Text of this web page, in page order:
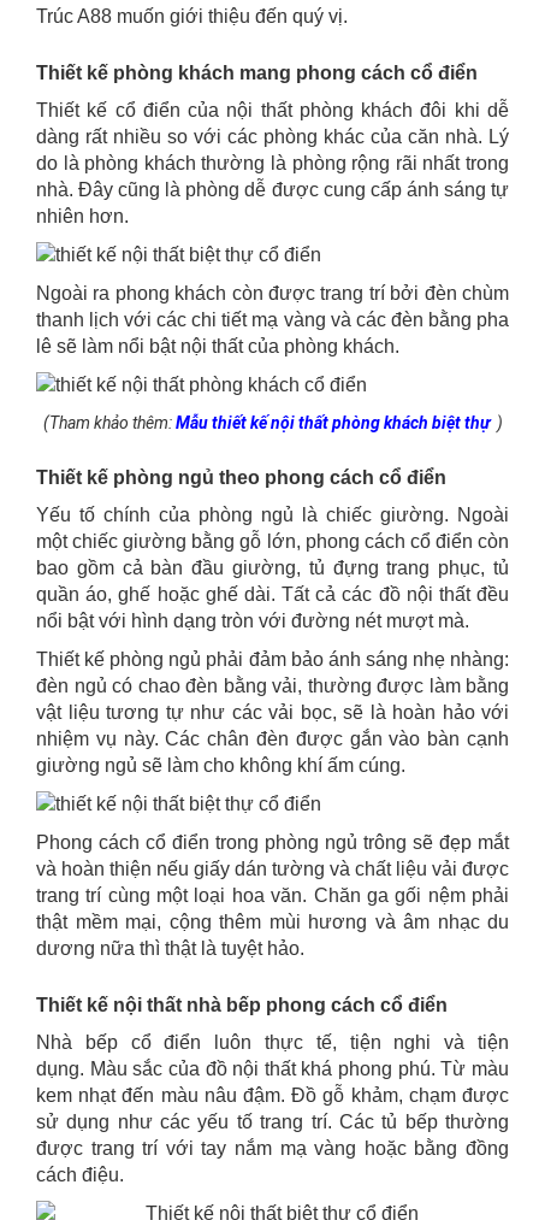
Trúc A88 muốn giới thiệu đến quý vị.
Thiết kế phòng khách mang phong cách cổ điển
Thiết kế cổ điển của nội thất phòng khách đôi khi dễ
dàng rất nhiều so với các phòng khác của căn nhà. Lý
do là phòng khách thường là phòng rộng rãi nhất trong
nhà. Đây cũng là phòng dễ được cung cấp ánh sáng tự
nhiên hơn.
Ngoài ra phong khách còn được trang trí bởi đèn chùm
thanh lịch với các chi tiết mạ vàng và các đèn bằng pha
lê sẽ làm nổi bật nội thất của phòng khách.
(Tham khảo thêm:Mẫu thiết kế nội thất phòng khách biệt thự )
Thiết kế phòng ngủ theo phong cách cổ điển
Yếu tố chính của phòng ngủ là chiếc giường. Ngoài
một chiếc giường bằng gỗ lớn, phong cách cổ điển còn
bao gồm cả bàn đầu giường, tủ đựng trang phục, tủ
quần áo, ghế hoặc ghế dài. Tất cả các đồ nội thất đều
nổi bật với hình dạng tròn với đường nét mượt mà.
Thiết kế phòng ngủ phải đảm bảo ánh sáng nhẹ nhàng:
đèn ngủ có chao đèn bằng vải, thường được làm bằng
vật liệu tương tự như các vải bọc, sẽ là hoàn hảo với
nhiệm vụ này. Các chân đèn được gắn vào bàn cạnh
giường ngủ sẽ làm cho không khí ấm cúng.
Phong cách cổ điển trong phòng ngủ trông sẽ đẹp mắt
và hoàn thiện nếu giấy dán tường và chất liệu vải được
trang trí cùng một loại hoa văn. Chăn ga gối nệm phải
thật mềm mại, cộng thêm mùi hương và âm nhạc du
dương nữa thì thật là tuyệt hảo.
Thiết kế nội thất nhà bếp phong cách cổ điển
Nhà bếp cổ điển luôn thực tế, tiện nghi và tiện
dụng. Màu sắc của đồ nội thất khá phong phú. Từ màu
kem nhạt đến màu nâu đậm. Đồ gỗ khảm, chạm được
sử dụng như các yếu tố trang trí. Các tủ bếp thường
được trang trí với tay nắm mạ vàng hoặc bằng đồng
cách điệu.